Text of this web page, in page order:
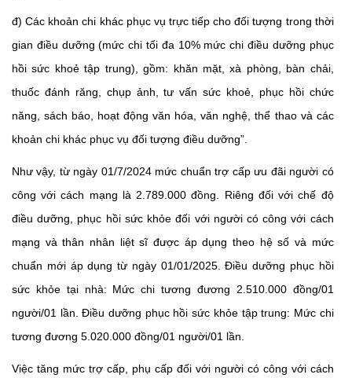
đ) Các khoản chi khác phục vụ trực tiếp cho đối tượng trong thời
gian điều dưỡng (mức chi tối đa 10% mức chi điều dưỡng phục
hồi sức khoẻ tập trung), gồm: khăn mặt, xà phòng, bàn chải,
thuốc đánh răng, chụp ảnh, tư vấn sức khoẻ, phục hồi chức
năng, sách báo, hoạt động văn hóa, văn nghệ, thể thao và các
khoản chi khác phục vụ đối tượng điều dưỡng”.
Như vậy, từ ngày 01/7/2024 mức chuẩn trợ cấp ưu đãi người có
công với cách mạng là 2.789.000 đồng. Riêng đối với chế độ
điều dưỡng, phục hồi sức khỏe đối với người có công với cách
mạng và thân nhân liệt sĩ được áp dụng theo hệ số và mức
chuẩn mới áp dụng từ ngày 01/01/2025. Điều dưỡng phục hồi
sức khỏe tại nhà: Mức chi tương đương 2.510.000 đồng/01
người/01 lần. Điều dưỡng phục hồi sức khỏe tập trung: Mức chi
tương đương 5.020.000 đồng/01 người/01 lần.
Việc tăng mức trợ cấp, phụ cấp đối với người có công với cách